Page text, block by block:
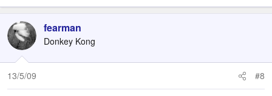
fearman
Donkey Kong
13/5/09 #8